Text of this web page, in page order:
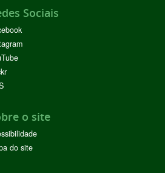
Sociais
o site
do site